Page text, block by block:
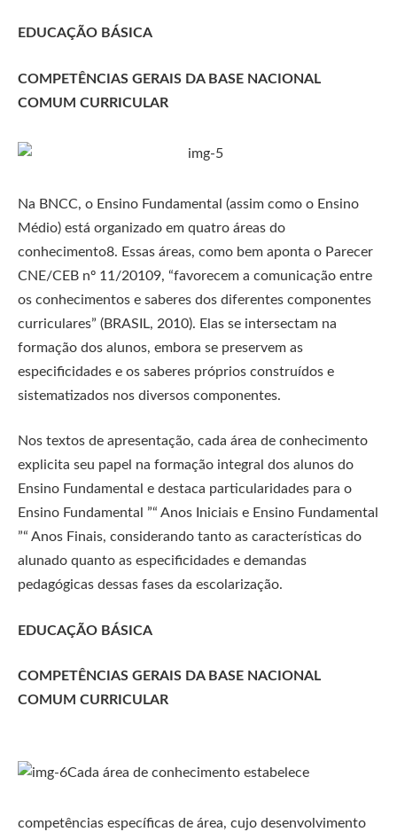
EDUCAÇÃO BÁSICA
COMPETÊNCIAS GERAIS DA BASE NACIONAL
COMUM CURRICULAR
Na BNCC, o Ensino Fundamental (assim como o Ensino
Médio) está organizado em quatro áreas do
conhecimento8. Essas áreas, como bem aponta o Parecer
CNE/CEB nº 11/20109, “favorecem a comunicação entre
os conhecimentos e saberes dos diferentes componentes
curriculares” (BRASIL, 2010). Elas se intersectam na
formação dos alunos, embora se preservem as
especificidades e os saberes próprios construídos e
sistematizados nos diversos componentes.
Nos textos de apresentação, cada área de conhecimento
explicita seu papel na formação integral dos alunos do
Ensino Fundamental e destaca particularidades para o
Ensino Fundamental ”“ Anos Iniciais e Ensino Fundamental
”“ Anos Finais, considerando tanto as características do
alunado quanto as especificidades e demandas
pedagógicas dessas fases da escolarização.
EDUCAÇÃO BÁSICA
COMPETÊNCIAS GERAIS DA BASE NACIONAL
COMUM CURRICULAR
Cada área de conhecimento estabelece
competências específicas de área, cujo desenvolvimento